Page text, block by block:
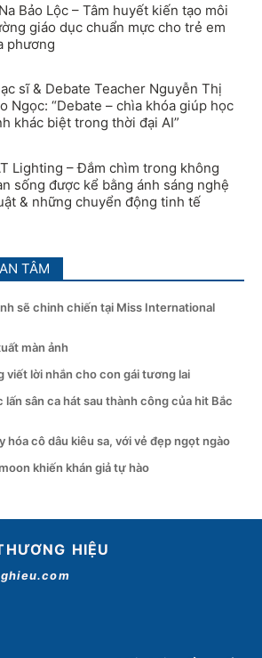
Bảo Lộc – Tâm huyết kiến tạo môi
giáo dục chuẩn mực cho trẻ em
phương
sĩ & Debate Teacher Nguyễn Thị
Ngọc: “Debate – chìa khóa giúp học
khác biệt trong thời đại AI”
Lighting – Đắm chìm trong không
sống được kể bằng ánh sáng nghệ
& những chuyển động tinh tế
TÂM
sẽ chinh chiến tại Miss International
màn ảnh
viết lời nhắn cho con gái tương lai
sân ca hát sau thành công của hit Bắc
hóa cô dâu kiêu sa, với vẻ đẹp ngọt ngào
khiến khán giả tự hào
HIỆU